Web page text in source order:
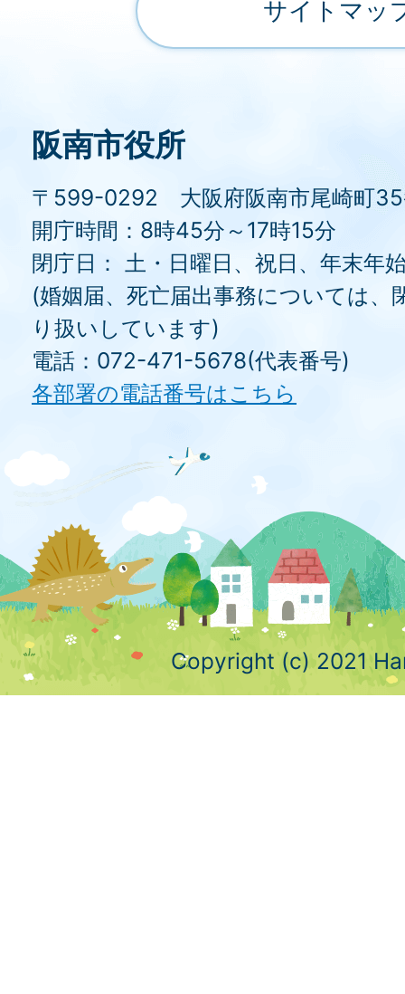
サイトマッ
阪南市役所
〒599-0292 大阪府阪南市尾崎町35
開庁時間：8時45分～17時15分
閉庁日： 土・日曜日、祝日、年末年
(婚姻届、死亡届出事務については、
り扱いしています)
電話：072-471-5678(代表番号)
各部署の電話番号はこちら
Copyright (c) 2021